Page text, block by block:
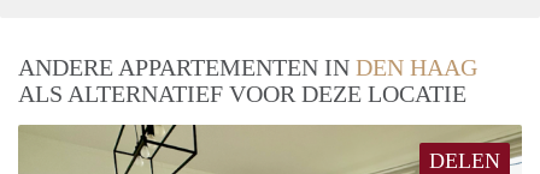
ANDERE APPARTEMENTEN IN DEN HAAG
ALS ALTERNATIEF VOOR DEZE LOCATIE
DELEN